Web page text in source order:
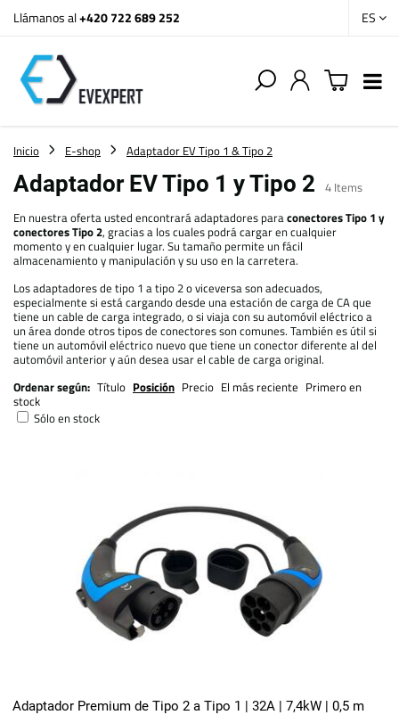
Llámanos al+420 722 689 252 ES
Inicio E-shop Adaptador EV Tipo 1 & Tipo 2
Adaptador EV Tipo 1 y Tipo 2 4 Items
En nuestra oferta usted encontrará adaptadores paraconectores Tipo 1 y
conectores Tipo 2, gracias a los cuales podrá cargar en cualquier
momento y en cualquier lugar. Su tamaño permite un fácil
almacenamiento y manipulación y su uso en la carretera.
Los adaptadores de tipo 1 a tipo 2 o viceversa son adecuados,
especialmente si está cargando desde una estación de carga de CA que
tiene un cable de carga integrado, o si viaja con su automóvil eléctrico a
un área donde otros tipos de conectores son comunes. También es útil si
tiene un automóvil eléctrico nuevo que tiene un conector diferente al del
automóvil anterior y aún desea usar el cable de carga original.
Ordenar según: Título Posición Precio El más reciente Primero en
stock
Sólo en stock
Adaptador Premium de Tipo 2 a Tipo 1 | 32A | 7,4kW | 0,5 m